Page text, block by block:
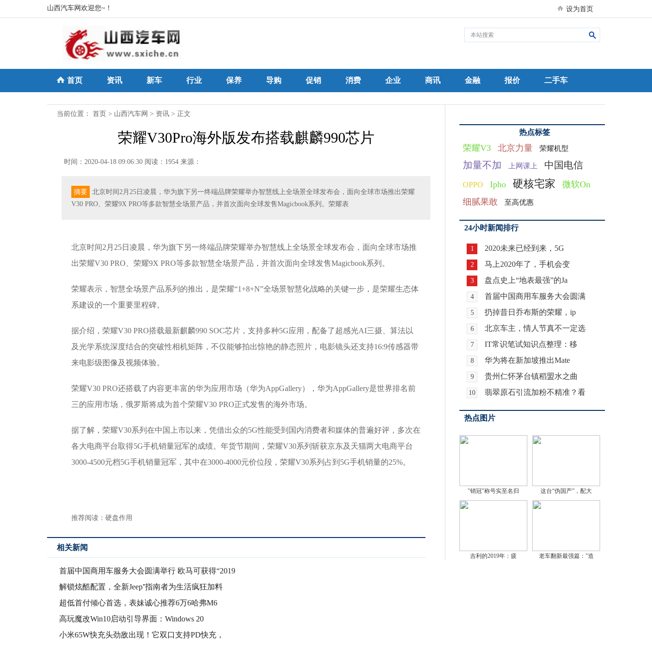
山西汽车网欢迎您~！ 设为首页
首页 资讯 新车 行业 保养 导购 促销 消费 企业 商讯 金融 报价 二手车
当前位置： 首页 > 山西汽车网 > 资讯 > 正文
荣耀V30Pro海外版发布搭载麒麟990芯片
时间：2020-04-18 09:06:30 阅读：1954 来源：
摘要
北京时间2月25日凌晨，华为旗下另一终端品牌荣耀举办智慧线上全场景全球发布会，面向全球市场推出荣耀
V30 PRO、荣耀9X PRO等多款智慧全场景产品，并首次面向全球发售Magicbook系列。荣耀表
北京时间2月25日凌晨，华为旗下另一终端品牌荣耀举办智慧线上全场景全球发布会，面向全球市场推
出荣耀V30 PRO、荣耀9X PRO等多款智慧全场景产品，并首次面向全球发售Magicbook系列。
荣耀表示，智慧全场景产品系列的推出，是荣耀“1+8+N”全场景智慧化战略的关键一步，是荣耀生态体
系建设的一个重要里程碑。
据介绍，荣耀V30 PRO搭载最新麒麟990 SOC芯片，支持多种5G应用，配备了超感光AI三摄、算法以
及光学系统深度结合的突破性相机矩阵，不仅能够拍出惊艳的静态照片，电影镜头还支持16:9传感器带
来电影级图像及视频体验。
荣耀V30 PRO还搭载了内容更丰富的华为应用市场（华为AppGallery），华为AppGallery是世界排名前
三的应用市场，俄罗斯将成为首个荣耀V30 PRO正式发售的海外市场。
据了解，荣耀V30系列在中国上市以来，凭借出众的5G性能受到国内消费者和媒体的普遍好评，多次在
各大电商平台取得5G手机销量冠军的成绩。年货节期间，荣耀V30系列斩获京东及天猫两大电商平台
3000-4500元档5G手机销量冠军，其中在3000-4000元价位段，荣耀V30系列占到5G手机销量的25%。
推荐阅读： 硬盘作用
相关新闻
首届中国商用车服务大会圆满举行 欧马可获得“2019
解锁炫酷配置，全新Jeep⁺指南者为生活疯狂加料
超低首付倾心首选，表妹诚心推荐6万6哈弗M6
高玩魔改Win10启动引导界面：Windows 20
小米65W快充头劲敌出现！它双口支持PD快充，
热点标签
荣耀V3 北京力量 荣耀机型
加量不加 上网课上 中国电信
OPPO Ipho 硬核宅家
微软On
细腻果敢
至高优惠
24小时新闻排行
1 2020未来已经到来，5G
2 马上2020年了，手机会变
3 盘点史上“地表最强”的Ja
4 首届中国商用车服务大会圆满
5 扔掉昔日乔布斯的荣耀，ip
6 北京车主，情人节真不一定选
7 IT常识笔试知识点整理：移
8 华为将在新加坡推出Mate
9 贵州仁怀茅台镇稻盟水之曲
10 翡翠原石引流加粉不精准？看
热点图片
"销冠"称号实至名归 这台“伪国产”，配大
吉利的2019年：疲 老车翻新最强篇："造